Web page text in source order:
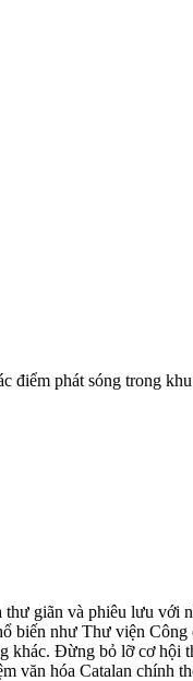
điểm phát sóng trong
giãn và phiêu lưu với
biến như Thư viện
khác. Đừng bỏ lỡ cơ hội
văn hóa Catalan chính